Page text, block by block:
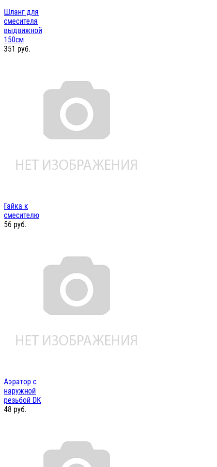
Шланг для
смесителя
выдвижной
150см
351 руб.
Гайка к
смесителю
56 руб.
Аэратор с
наружной
резьбой DK
48 руб.